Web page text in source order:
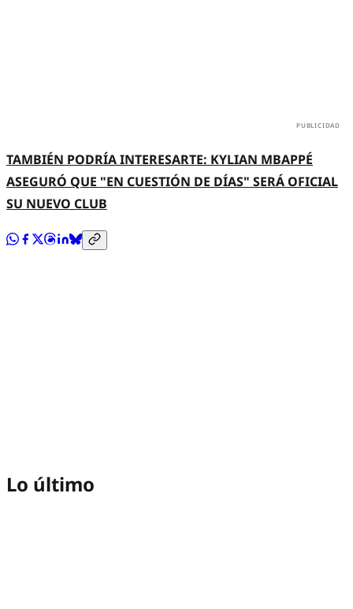
TAMBIÉN PODRÍA INTERESARTE: KYLIAN MBAPPÉ
ASEGURÓ QUE "EN CUESTIÓN DE DÍAS" SERÁ OFICIAL
SU NUEVO CLUB
Lo último